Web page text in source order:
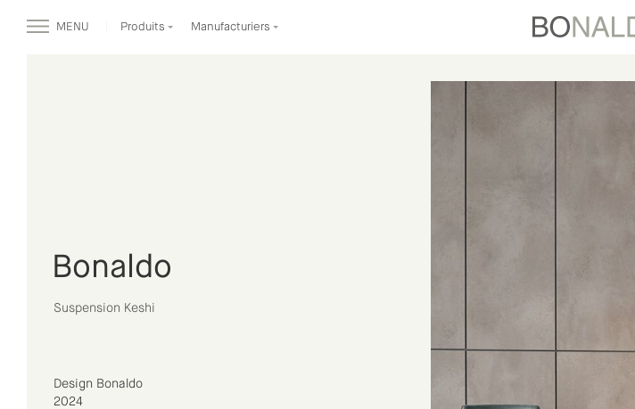
MENU Produits Manufacturiers
Bonaldo
Suspension Keshi
Design Bonaldo
2024